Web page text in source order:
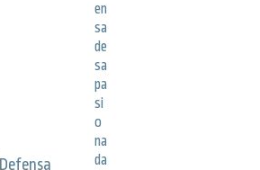
en
sa
de
sa
pa
si
o
na
da